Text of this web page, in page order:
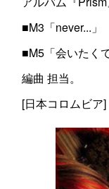
■M3「never...」
■M5「会いたく
編曲 担当。
[日本コロムビア]